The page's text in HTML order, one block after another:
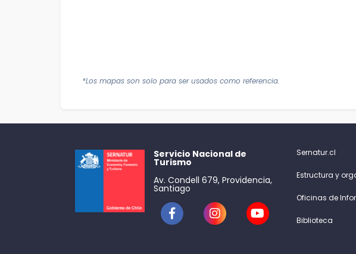
*Los mapas son solo para ser usados como referencia.
Servicio Nacional de
Turismo
Av. Condell 679, Providencia,
Santiago
Sernatur.cl
Estructura y
Oficinas de
Biblioteca